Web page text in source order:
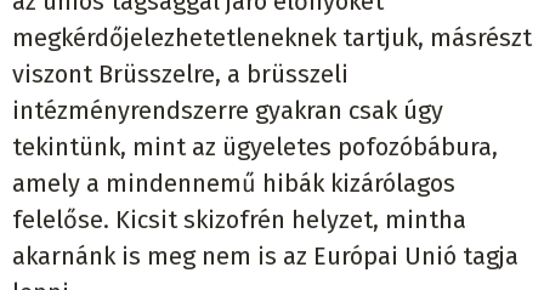
megkérdőjelezhetetleneknek tartjuk, másrészt
viszont Brüsszelre, a brüsszeli
intézményrendszerre gyakran csak úgy
tekintünk, mint az ügyeletes pofozóbábura,
amely a mindennemű hibák kizárólagos
felelőse. Kicsit skizofrén helyzet, mintha
akarnánk is meg nem is az Európai Unió tagja